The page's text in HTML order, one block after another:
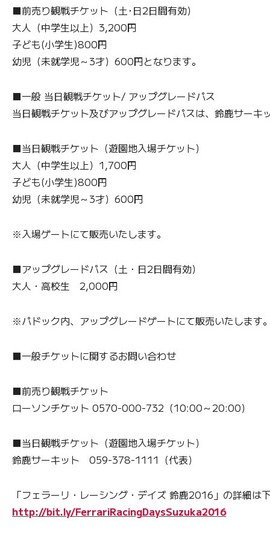
■前売り観戦チケット（土･日2日間有効）
大人（中学生以上）3,200円
子ども(小学生)800円
幼児（未就学児～3才）600円となります。
■一般 当日観戦チケット/ アップグレードパス
当日観戦チケット及びアップグレードパスは、鈴鹿サーキ
■当日観戦チケット（遊園地入場チケット）
大人（中学生以上）1,700円
子ども(小学生)800円
幼児（未就学児～3才）600円
※入場ゲートにて販売いたします。
■アップグレードパス（土・日2日間有効）
大人・高校生 2,000円
※パドック内、アップグレードゲートにて販売いたします。
■一般チケットに関するお問い合わせ
■前売り観戦チケット
ローソンチケット 0570-000-732（10:00～20:00）
■当日観戦チケット（遊園地入場チケット）
鈴鹿サーキット 059-378-1111（代表）
「フェラーリ・レーシング・デイズ 鈴鹿2016」の詳細は
http://bit.ly/FerrariRacingDaysSuzuka2016